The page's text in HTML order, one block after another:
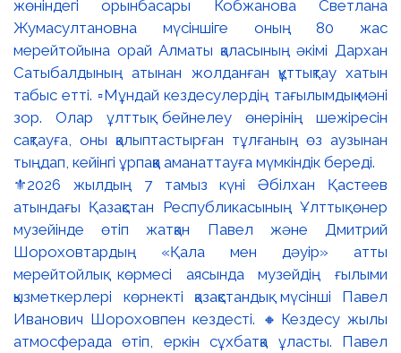
⚜️2026 жылдың 7 тамыз күні Әбілхан Қастеев
атындағы Қазақстан Республикасының Ұлттық өнер
музейінде өтіп жатқан Павел және Дмитрий
Шороховтардың «Қала мен дәуір» атты
мерейтойлық көрмесі аясында музейдің ғылыми
қызметкерлері көрнекті қазақстандық мүсінші Павел
Иванович Шороховпен кездесті. 🔸Кездесу жылы
атмосферада өтіп, еркін сұхбатқа ұласты. Павел